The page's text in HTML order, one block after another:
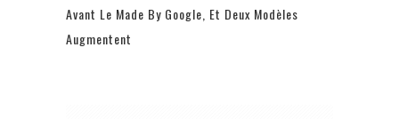
Avant Le Made By Google, Et Deux Modèles
Augmentent